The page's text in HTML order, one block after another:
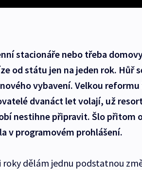
stacionáře nebo třeba
od státu jen na jeden rok. Hůř
vybavení. Velkou
dvanáct let volají, už
nestihne připravit. Šlo přitom
v programovém prohlášení.
roky dělám jednu podstatnou